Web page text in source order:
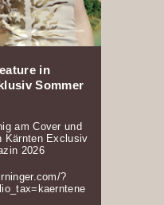
in
Sommer
am Cover und
Kärnten Exclusiv
2026
?